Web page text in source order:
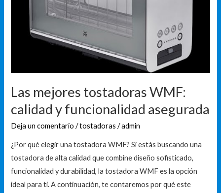
Las mejores tostadoras WMF:
calidad y funcionalidad asegurada
Deja un comentario /tostadoras /admin
¿Por qué elegir una tostadora WMF? Si estás buscando una
tostadora de alta calidad que combine diseño sofisticado,
funcionalidad y durabilidad, la tostadora WMF es la opción
ideal para ti. A continuación, te contaremos por qué este
funcionalidad
asegurada